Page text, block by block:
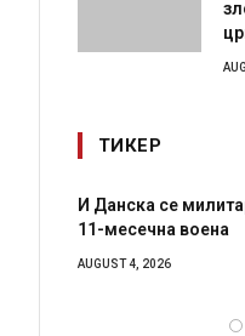
ТИКЕР
И Данска се
11-месечна воена
AUGUST 4, 2026